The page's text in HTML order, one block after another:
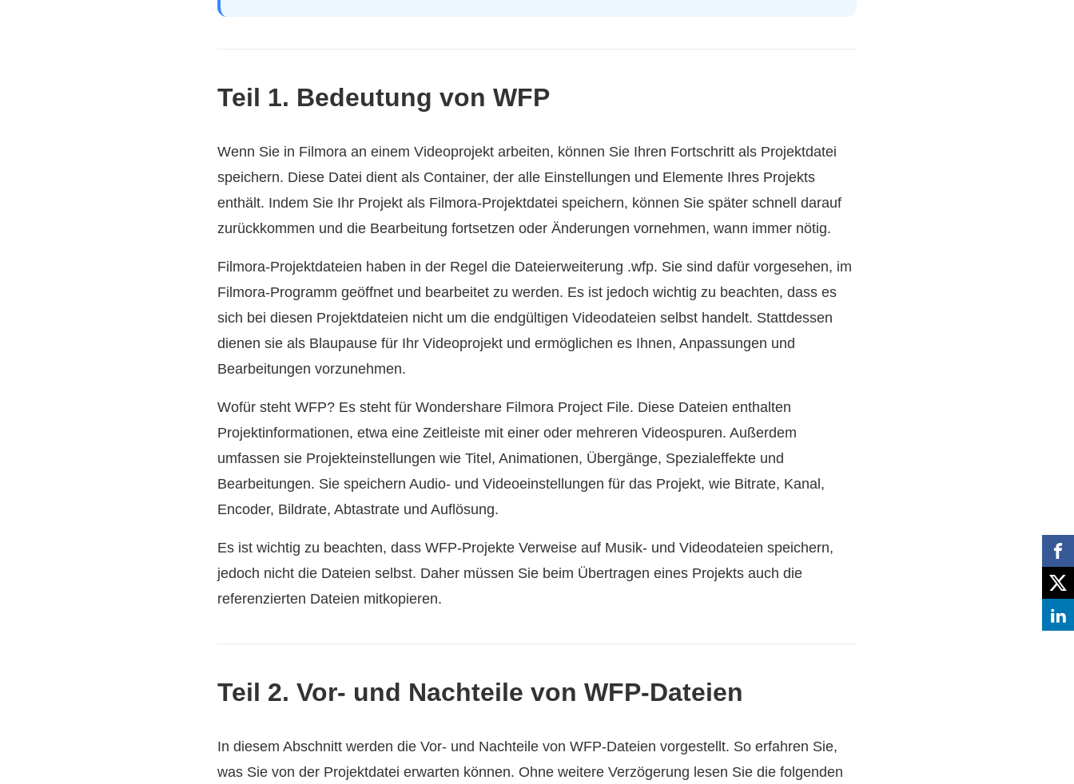
Teil 1. Bedeutung von WFP
Wenn Sie in Filmora an einem Videoprojekt arbeiten, können Sie Ihren Fortschritt als Projektdatei
speichern. Diese Datei dient als Container, der alle Einstellungen und Elemente Ihres Projekts
enthält. Indem Sie Ihr Projekt als Filmora-Projektdatei speichern, können Sie später schnell darauf
zurückkommen und die Bearbeitung fortsetzen oder Änderungen vornehmen, wann immer nötig.
Filmora-Projektdateien haben in der Regel die Dateierweiterung .wfp. Sie sind dafür vorgesehen, im
Filmora-Programm geöffnet und bearbeitet zu werden. Es ist jedoch wichtig zu beachten, dass es
sich bei diesen Projektdateien nicht um die endgültigen Videodateien selbst handelt. Stattdessen
dienen sie als Blaupause für Ihr Videoprojekt und ermöglichen es Ihnen, Anpassungen und
Bearbeitungen vorzunehmen.
Wofür steht WFP? Es steht für Wondershare Filmora Project File. Diese Dateien enthalten
Projektinformationen, etwa eine Zeitleiste mit einer oder mehreren Videospuren. Außerdem
umfassen sie Projekteinstellungen wie Titel, Animationen, Übergänge, Spezialeffekte und
Bearbeitungen. Sie speichern Audio- und Videoeinstellungen für das Projekt, wie Bitrate, Kanal,
Encoder, Bildrate, Abtastrate und Auflösung.
Es ist wichtig zu beachten, dass WFP-Projekte Verweise auf Musik- und Videodateien speichern,
jedoch nicht die Dateien selbst. Daher müssen Sie beim Übertragen eines Projekts auch die
referenzierten Dateien mitkopieren.
Teil 2. Vor- und Nachteile von WFP-Dateien
In diesem Abschnitt werden die Vor- und Nachteile von WFP-Dateien vorgestellt. So erfahren Sie,
was Sie von der Projektdatei erwarten können. Ohne weitere Verzögerung lesen Sie die folgenden